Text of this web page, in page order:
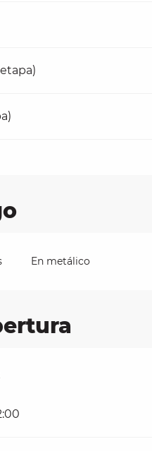
En metálico
2026